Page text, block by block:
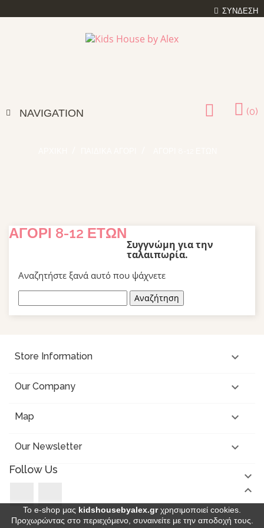
ΣΎΝΔΕΣΗ
(0)
NAVIGATION
ΑΓΌΡΙ 8-12 ΕΤΏΝ
Συγγνώμη για την
ταλαιπωρία.
Αναζητήστε ξανά αυτό που ψάχνετε
Αναζήτηση
Store Information 
Our Company 
Map 
Our Newsletter 
Follow Us


Το e-shop μας kidshousebyalex.grχρησιμοποιεί cookies.
Προχωρώντας στο περιεχόμενο, συναινείτε με την αποδοχή τους.